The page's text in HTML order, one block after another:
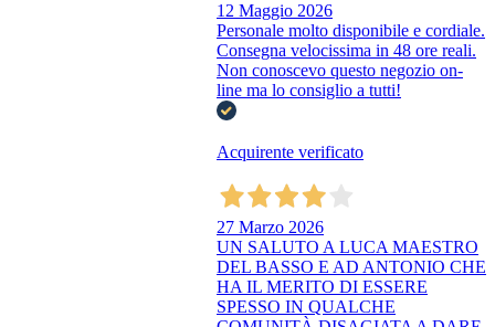
12 Maggio 2026
Personale molto disponibile e cordiale.
Consegna velocissima in 48 ore reali.
Non conoscevo questo negozio on-
line ma lo consiglio a tutti!
Acquirente verificato
27 Marzo 2026
UN SALUTO A LUCA MAESTRO
DEL BASSO E AD ANTONIO CHE
HA IL MERITO DI ESSERE
SPESSO IN QUALCHE